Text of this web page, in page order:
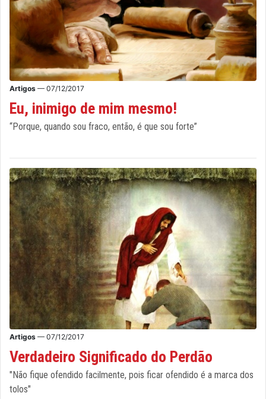
Artigos — 07/12/2017
Eu, inimigo de mim mesmo!
“Porque, quando sou fraco, então, é que sou forte”
Artigos — 07/12/2017
Verdadeiro Significado do Perdão
"Não fique ofendido facilmente, pois ficar ofendido é a marca dos
tolos"